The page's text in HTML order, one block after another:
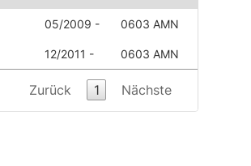
05/2009 - 0603 AMN
12/2011 - 0603 AMN
Zurück 1 Nächste